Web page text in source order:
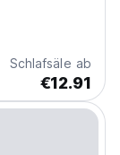
Schlafsäle ab
€12.91